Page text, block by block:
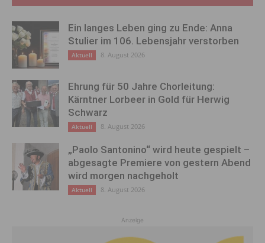
Ein langes Leben ging zu Ende: Anna
Stulier im 106. Lebensjahr verstorben
Aktuell 8. August 2026
Ehrung für 50 Jahre Chorleitung:
Kärntner Lorbeer in Gold für Herwig
Schwarz
Aktuell 8. August 2026
„Paolo Santonino“ wird heute gespielt –
abgesagte Premiere von gestern Abend
wird morgen nachgeholt
Aktuell 8. August 2026
Anzeige